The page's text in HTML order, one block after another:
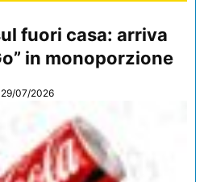
fuori casa: arriva
in monoporzione
29/07/2026